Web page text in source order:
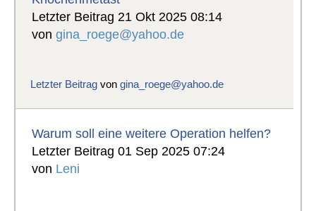
Letzter Beitrag 21 Okt 2025 08:14
vongina_roege@yahoo.de
Letzter Beitrag vongina_roege@yahoo.de
Warum soll eine weitere Operation helfen?
Letzter Beitrag 01 Sep 2025 07:24
von Leni